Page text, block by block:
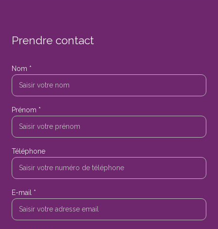
Prendre contact
Nom *
Prénom *
Téléphone
E-mail *